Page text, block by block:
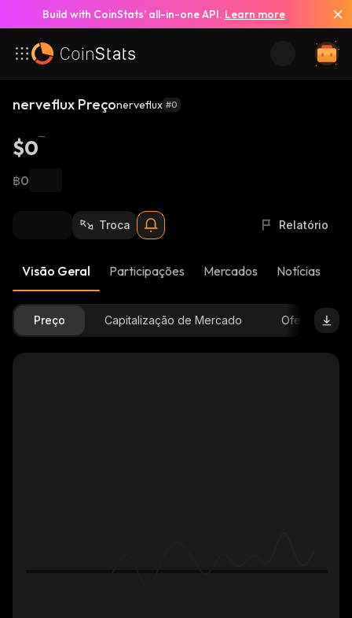
Build with CoinStats’ all-in-one API. Learn more
nerveflux Preçonerveflux #0
$0
฿0
Troca Relatório
Visão Geral Participações Mercados Notícias
Preço Capitalização de Mercado Oferta